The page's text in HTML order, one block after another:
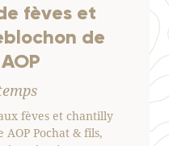
fèves et
de
fèves et chantilly
AOP Pochat & fils,